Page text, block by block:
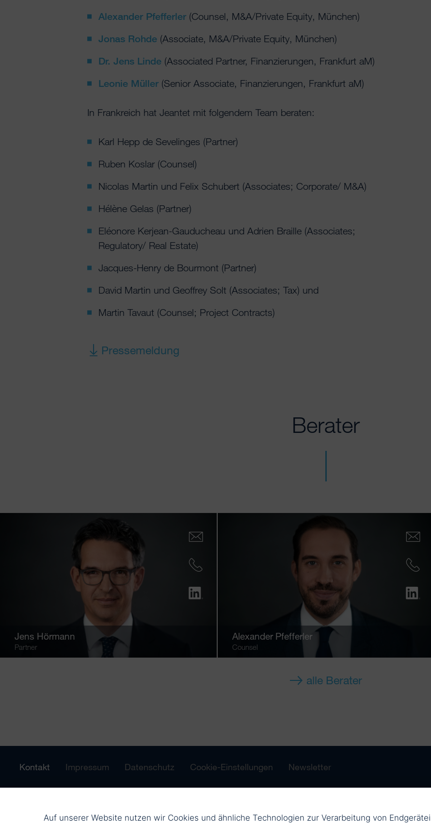
Alexander Pfefferler (Counsel, M&A/Private Equity, München)
Jonas Rohde (Associate, M&A/Private Equity, München)
Dr. Jens Linde (Associated Partner, Finanzierungen, Frankfurt aM)
Leonie Müller (Senior Associate, Finanzierungen, Frankfurt aM)
In Frankreich hat Jeantet mit folgendem Team beraten:
Karl Hepp de Sevelinges (Partner)
Ruben Koslar (Counsel)
Nicolas Martin und Felix Schubert (Associates; Corporate/ M&A)
Hélène Gelas (Partner)
Eléonore Kerjean-Gauducheau und Adrien Braille (Associates;
Regulatory/ Real Estate)
Jacques-Henry de Bourmont (Partner)
David Martin und Geoffrey Solt (Associates; Tax) und
Martin Tavaut (Counsel; Project Contracts)
Pressemeldung
Berater
Jens Hörmann
Partner
Alexander Pfefferler
Counsel
alle Berater
Kontakt Impressum Datenschutz Cookie-Einstellungen Newsletter
Auf unserer Website nutzen wir Cookies und ähnliche Technologien zur Verarbeitung von